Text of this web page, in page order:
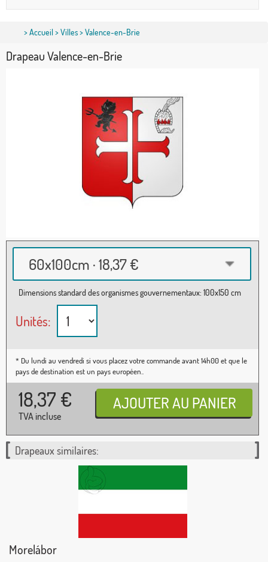
>Accueil>Villes> Valence-en-Brie
Drapeau Valence-en-Brie
60x100cm · 18,37 €
Dimensions standard des organismes gouvernementaux: 100x150 cm
Unités:
* Du lundi au vendredi si vous placez votre commande avant 14h00 et que le
pays de destination est un pays européen..
18,37 €
TVA incluse
Drapeaux similaires:
Morelábor